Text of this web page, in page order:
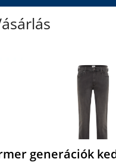
generációk